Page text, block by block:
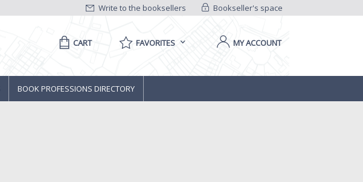
Bookseller's space
Write to the booksellers
CART FAVORITES MY ACCOUNT
BOOK PROFESSIONS DIRECTORY